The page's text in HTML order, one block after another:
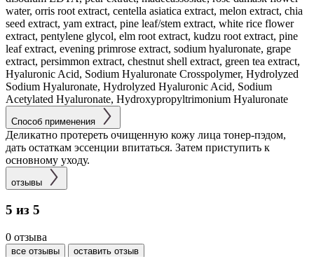
water, orris root extract, centella asiatica extract, melon extract, chia
seed extract, yam extract, pine leaf/stem extract, white rice flower
extract, pentylene glycol, elm root extract, kudzu root extract, pine
leaf extract, evening primrose extract, sodium hyaluronate, grape
extract, persimmon extract, chestnut shell extract, green tea extract,
Hyaluronic Acid, Sodium Hyaluronate Crosspolymer, Hydrolyzed
Sodium Hyaluronate, Hydrolyzed Hyaluronic Acid, Sodium
Acetylated Hyaluronate, Hydroxypropyltrimonium Hyaluronate
Способ применения
Деликатно протереть очищенную кожу лица тонер-пэдом,
дать остаткам эссенции впитаться. Затем приступить к
основному уходу.
отзывы
5 из 5
0 отзыва
все отзывы оставить отзыв